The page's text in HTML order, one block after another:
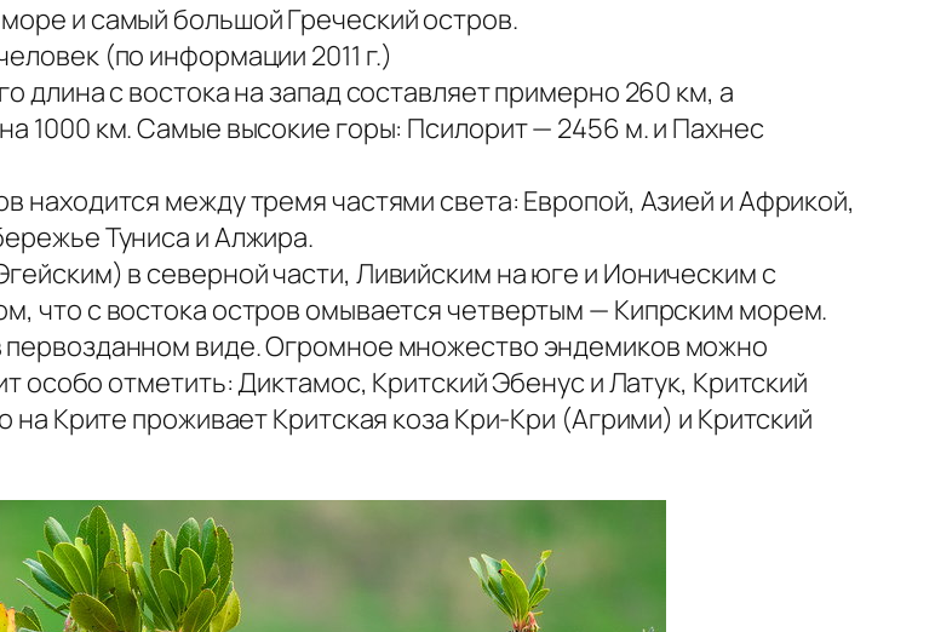
и самый большой Греческий остров.
(по информации 2011 г.)
длина с востока на запад составляет примерно 260 км, а
1000 км. Самые высокие горы: Псилорит — 2456 м. и Пахнес
находится между тремя частями света: Европой, Азией и Африкой,
Туниса и Алжира.
в северной части, Ливийским на юге и Ионическим с
что с востока остров омывается четвертым — Кипрским морем.
первозданном виде. Огромное множество эндемиков можно
особо отметить: Диктамос, Критский Эбенус и Латук, Критский
на Крите проживает Критская коза Кри-Кри (Агрими) и Критский